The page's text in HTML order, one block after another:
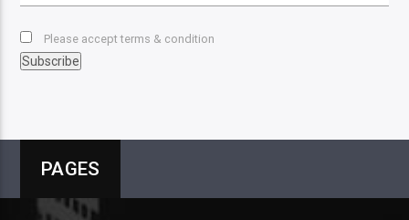
Please accept terms & condition
PAGES